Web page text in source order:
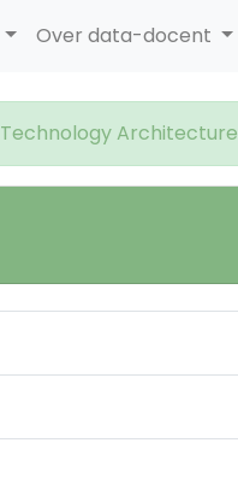
Over data-docent
Technology Architecture